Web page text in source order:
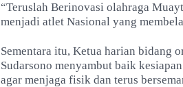
“Teruslah Berinovasi olahraga
menjadi atlet Nasional yang
Sementara itu, Ketua harian bidang
Sudarsono menyambut baik
agar menjaga fisik dan terus